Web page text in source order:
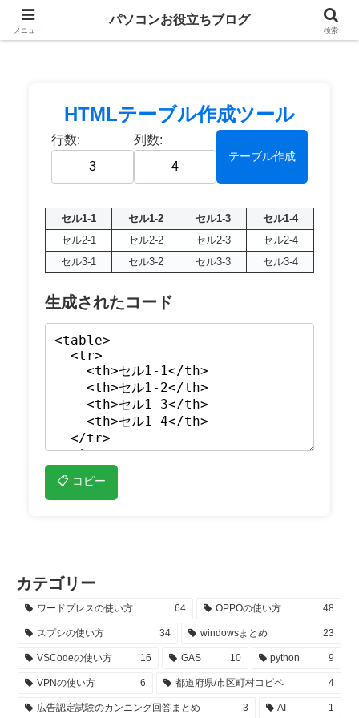
HTMLテーブル作成ツール
行数: 列数:
テーブル作成
セル1-1 セル1-2 セル1-3
セル1-4
セル2-1
セル2-2 セル2-3
セル2-4
セル3-1
セル3-2 セル3-3 セル3-4
生成されたコード
📋 コピー
カテゴリー
ワードプレスの使い方 64 OPPOの使い方 48
スプシの使い方 34 windowsまとめ 23
VSCodeの使い方 16 GAS 10 python 9
VPNの使い方 6 都道府県/市区町村コピペ 4
広告認定試験のカンニング回答まとめ 3 AI 1
メニュー
パソコンお役立ちブログ
検索